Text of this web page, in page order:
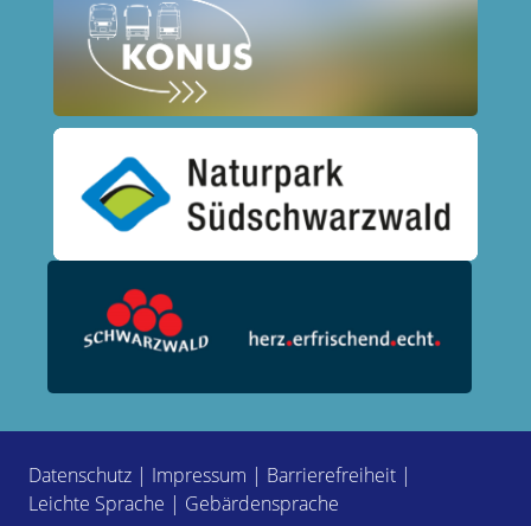
Datenschutz | Impressum | Barrierefreiheit |
Leichte Sprache | Gebärdensprache